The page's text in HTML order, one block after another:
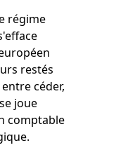
régime
restés
céder,
joue
comptable